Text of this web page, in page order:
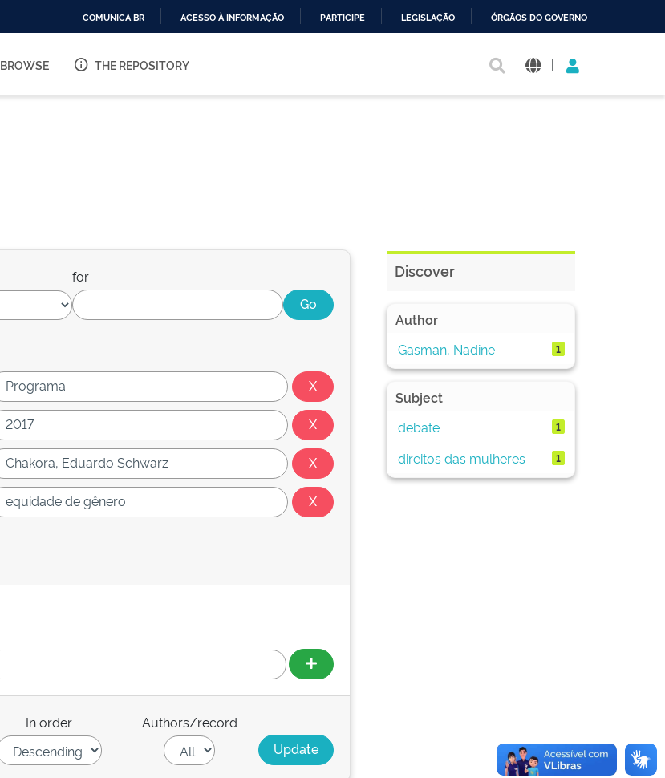
O
COMUNICA BR ACESSO À INFORMAÇÃO PARTICIPE LEGISLAÇÃO ÓRGÃOS DO GOVERNO
BROWSE THE REPOSITORY |
for
In order Authors/record
Discover
Author
Gasman, Nadine
1
Subject
debate
1
direitos das mulheres 1